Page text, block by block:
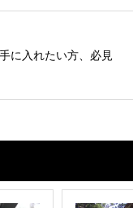
に入れたい方、必見